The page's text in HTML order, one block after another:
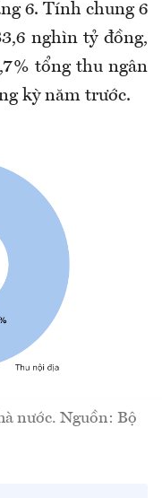
6. Tính chung 6
nghìn tỷ đồng,
tổng thu ngân
kỳ năm trước.
nước. Nguồn: Bộ